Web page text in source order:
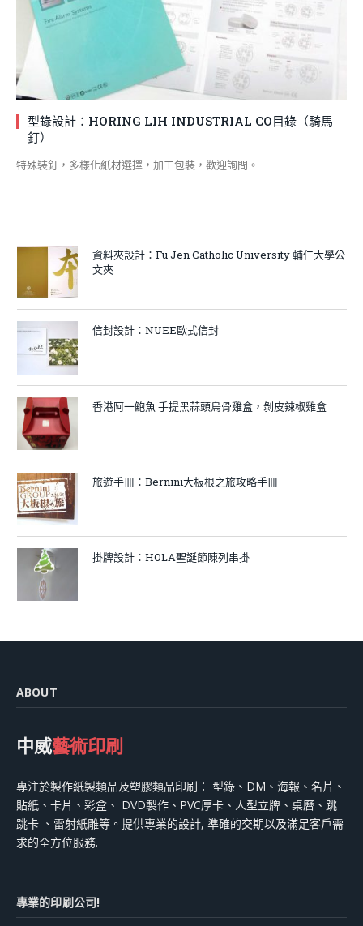
型錄設計：HORING LIH INDUSTRIAL CO目錄（騎馬
釘）
特殊裝釘，多樣化紙材選擇，加工包裝，歡迎詢問。
資料夾設計：Fu Jen Catholic University 輔仁大學公
文夾
信封設計：NUEE歐式信封
香港阿一鮑魚 手提黑蒜頭烏骨雞盒，剝皮辣椒雞盒
旅遊手冊：Bernini大板根之旅攻略手冊
掛牌設計：HOLA聖誕節陳列串掛
ABOUT
中威藝術印刷
專注於製作紙製類品及塑膠類品印刷： 型錄、DM、海報、名片、
貼紙、卡片、彩盒、 DVD製作、PVC厚卡、人型立牌、桌曆、跳
跳卡 、雷射紙雕等。提供專業的設計, 準確的交期以及滿足客戶需
求的全方位服務.
專業的印刷公司!